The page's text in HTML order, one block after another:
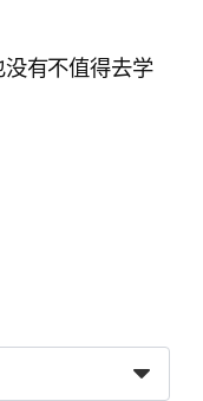
有不值得去学